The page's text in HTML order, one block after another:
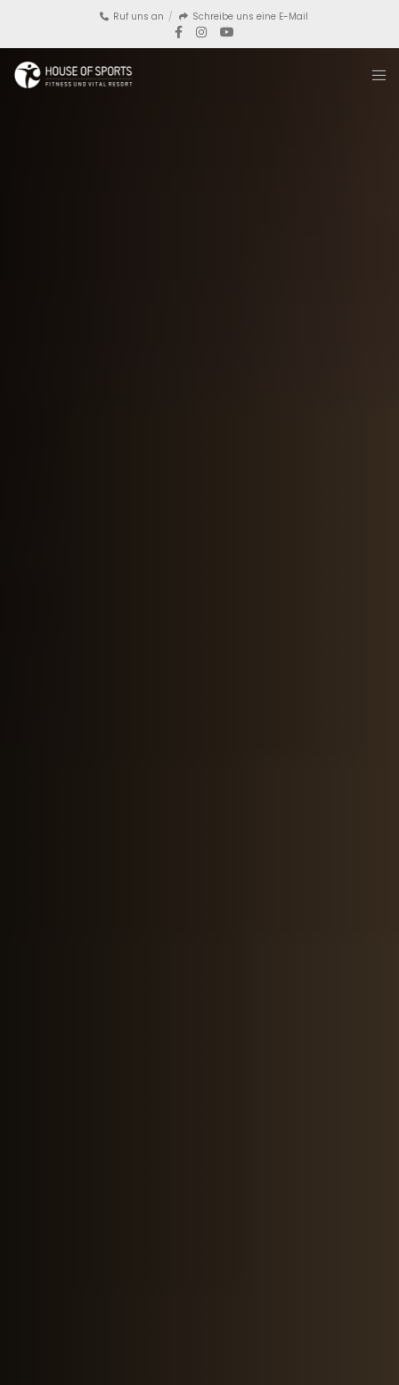
Ruf uns an Schreibe uns eine E-Mail